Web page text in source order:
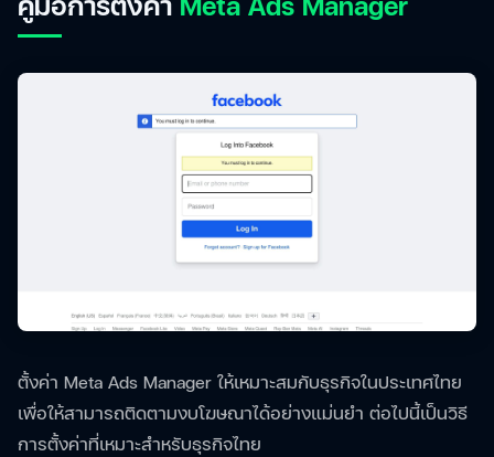
ตั้งค่า Meta Ads Manager ให้เหมาะสมกับธุรกิจในประเทศไทย
เพื่อให้สามารถติดตามงบโฆษณาได้อย่างแม่นยำ ต่อไปนี้เป็นวิธี
การตั้งค่าที่เหมาะสำหรับธุรกิจไทย